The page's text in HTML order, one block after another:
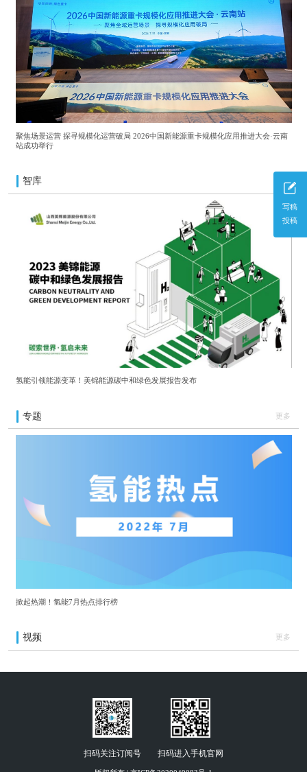
写稿
投稿
聚焦场景运营 探寻规模化运营破局 2026中国新能源重卡规模化应用推进大会·云南
站成功举行
智库 更多
氢能引领能源变革！美锦能源碳中和绿色发展报告发布
专题 更多
掀起热潮！氢能7月热点排行榜
视频 更多
扫码关注订阅号 扫码进入手机官网